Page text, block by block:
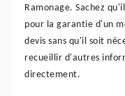
Ramonage. Sachez
pour la garantie d'un
devis sans qu'il soit
recueillir d'autres
directement.